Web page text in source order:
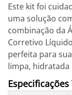
Este kit foi
uma solução
combinação da
Corretivo
perfeita para
limpa, hidratada
Especificações